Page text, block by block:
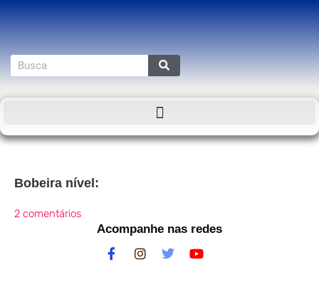
Bobeira nível:
2 comentários
Acompanhe nas redes